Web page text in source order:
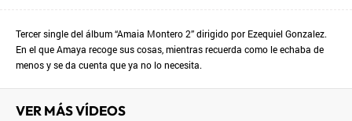
Tercer single del álbum “Amaia Montero 2” dirigido por Ezequiel Gonzalez.
En el que Amaya recoge sus cosas, mientras recuerda como le echaba de
menos y se da cuenta que ya no lo necesita.
VER MÁS VÍDEOS